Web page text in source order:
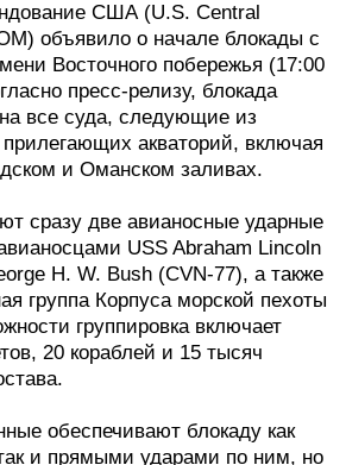
США (U.S. Central
объявило о начале блокады с
Восточного побережья (17:00
пресс-релизу, блокада
на все суда, следующие из
прилегающих акваторий, включая
и Оманском заливах.
сразу две авианосные ударные
USS Abraham Lincoln
H. W. Bush (CVN-77), а также
группа Корпуса морской пехоты
группировка включает
20 кораблей и 15 тысяч
обеспечивают блокаду как
и прямыми ударами по ним, но